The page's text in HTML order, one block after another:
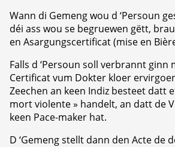
Wann di Gemeng wou d ‘Persoun
déi ass wou se begruewen gëtt,
en Asargungscertificat (mise en
Falls d ‘Persoun soll verbrannt ginn
Certificat vum Dokter kloer
Zeechen an keen Indiz besteet datt
mort violente » handelt, an datt de
keen Pace-maker hat.
D ‘Gemeng stellt dann den Acte de